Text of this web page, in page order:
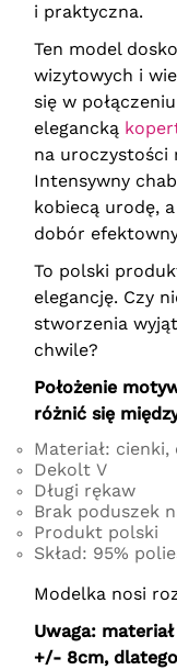
i praktyczna.
Ten model
wizytowych i
się w
elegancką
na uroczystości
Intensywny
kobiecą urodę,
dobór
To polski
elegancję. Czy
stworzenia
chwile?
Położenie
różnić się
Materiał: cienki,
Dekolt V
Długi rękaw
Brak poduszek
Produkt polski
Skład: 95%
Modelka nosi
Uwaga:
+/- 8cm,